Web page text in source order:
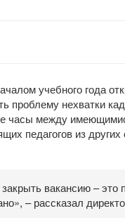
учебного года
проблему нехватки
часы между
педагогов из
вакансию – это
– рассказал